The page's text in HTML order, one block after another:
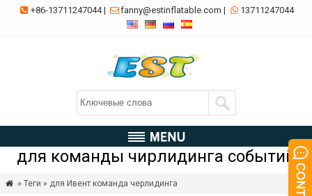
 +86-13711247044| fanny@estinflatable.com |  13711247044
для команды чирлидинга событий
 » Теги » для Ивент команда черлидинга